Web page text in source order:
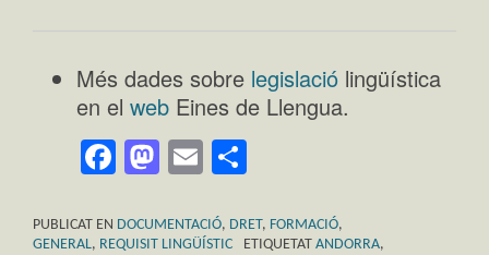
Més dades sobre legislació lingüística
en el web Eines de Llengua.
Facebook
Mastodon
Email
PUBLICAT EN DOCUMENTACIÓ, DRET, FORMACIÓ,
GENERAL, REQUISIT LINGÜÍSTIC ETIQUETAT ANDORRA,